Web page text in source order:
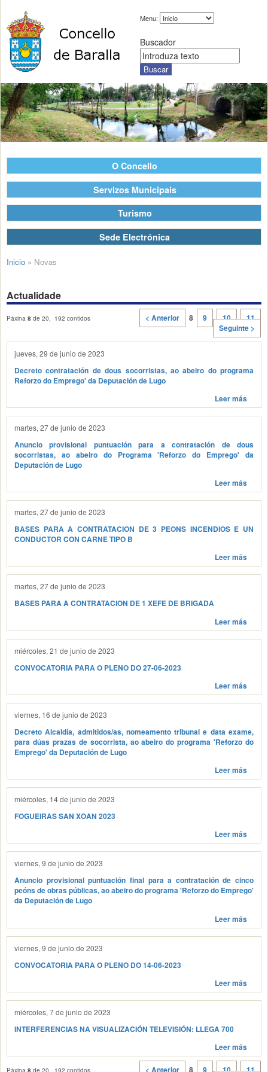
Menu:
Buscador
O Concello
Servizos Municipais
Turismo
Sede Electrónica
Inicio » Novas
Actualidade
Páxina 8 de 20, 192 contidos < Anterior 8 9 10
11
Seguinte >
jueves, 29 de junio de 2023
Decreto contratación de dous socorristas, ao abeiro do programa
Reforzo do Emprego' da Deputación de Lugo
Leer más
martes, 27 de junio de 2023
Anuncio provisional puntuación para a contratación de dous
socorristas, ao abeiro do Programa 'Reforzo do Emprego' da
Deputación de Lugo
Leer más
martes, 27 de junio de 2023
BASES PARA A CONTRATACION DE 3 PEONS INCENDIOS E UN
CONDUCTOR CON CARNE TIPO B
Leer más
martes, 27 de junio de 2023
BASES PARA A CONTRATACION DE 1 XEFE DE BRIGADA
Leer más
miércoles, 21 de junio de 2023
CONVOCATORIA PARA O PLENO DO 27-06-2023
Leer más
viernes, 16 de junio de 2023
Decreto Alcaldía, admitidos/as, nomeamento tribunal e data exame,
para dúas prazas de socorrista, ao abeiro do programa 'Reforzo do
Emprego' da Deputación de Lugo
Leer más
miércoles, 14 de junio de 2023
FOGUEIRAS SAN XOAN 2023
Leer más
viernes, 9 de junio de 2023
Anuncio provisional puntuación final para a contratación de cinco
peóns de obras públicas, ao abeiro do programa 'Reforzo do Emprego'
da Deputación de Lugo
Leer más
viernes, 9 de junio de 2023
CONVOCATORIA PARA O PLENO DO 14-06-2023
Leer más
miércoles, 7 de junio de 2023
INTERFERENCIAS NA VISUALIZACIÓN TELEVISIÓN: LLEGA 700
Leer más